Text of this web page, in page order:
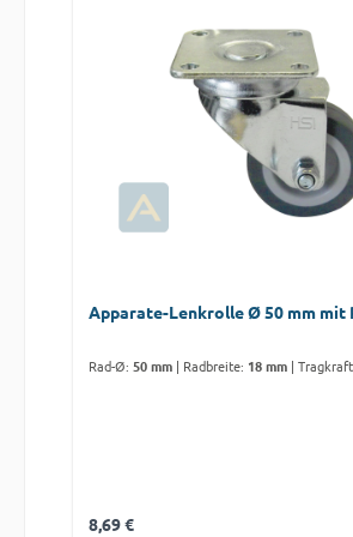
Apparate-Lenkrolle Ø 50 mm mit
Rad-Ø: 50 mm | Radbreite: 18 mm |
Regulärer Preis:
8,69 €